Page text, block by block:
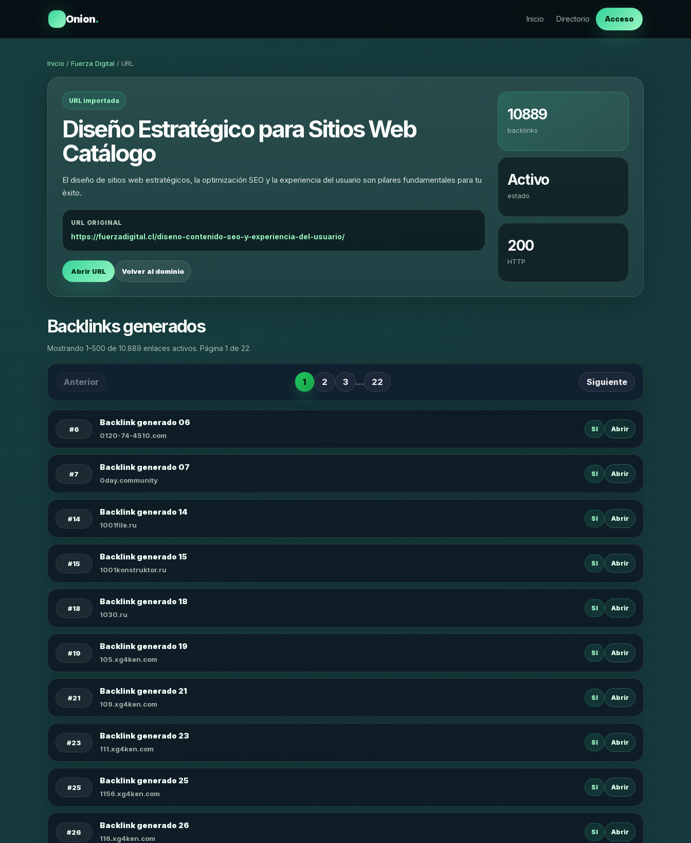
Onion. Inicio Directorio Acceso
Inicio / Fuerza Digital / URL
URL importada
Diseño Estratégico para Sitios Web
Catálogo
El diseño de sitios web estratégicos, la optimización SEO y la experiencia del usuario son pilares fundamentales para tu
éxito.
URL ORIGINAL
https://fuerzadigital.cl/diseno-contenido-seo-y-experiencia-del-usuario/
Abrir URL Volver al dominio
10889
backlinks
Activo
estado
200
HTTP
Backlinks generados
Mostrando 1–500 de 10.889 enlaces activos. Página 1 de 22.
Anterior 1 2 3 … 22 Siguiente
#6
Backlink generado 06
0120-74-4510.com
SI Abrir
#7
Backlink generado 07
0day.community
SI Abrir
#14
Backlink generado 14
1001file.ru
SI Abrir
#15
Backlink generado 15
1001konstruktor.ru
SI Abrir
#18
Backlink generado 18
1030.ru
SI Abrir
#19
Backlink generado 19
105.xg4ken.com
SI Abrir
#21
Backlink generado 21
109.xg4ken.com
SI Abrir
#23
Backlink generado 23
111.xg4ken.com
SI Abrir
#25
Backlink generado 25
1156.xg4ken.com
SI Abrir
#26
Backlink generado 26
116.xg4ken.com
SI Abrir